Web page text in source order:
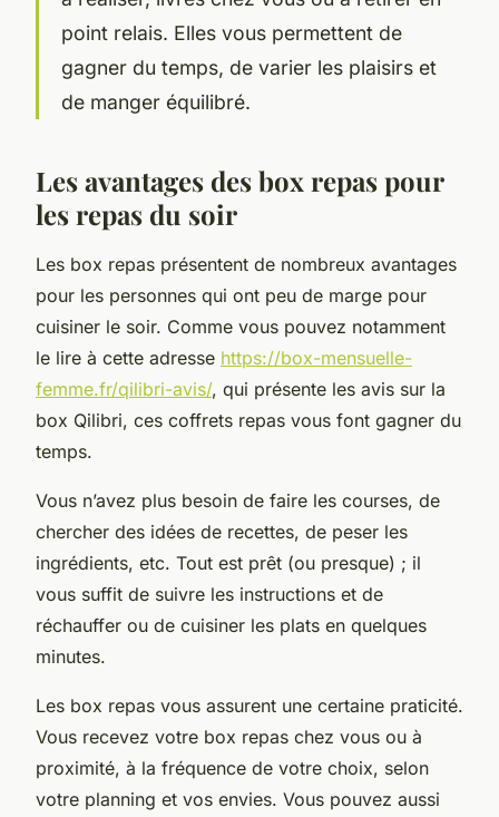
point relais. Elles vous permettent de
gagner du temps, de varier les plaisirs et
de manger équilibré.
Les avantages des box repas pour
les repas du soir
Les box repas présentent de nombreux avantages
pour les personnes qui ont peu de marge pour
cuisiner le soir. Comme vous pouvez notamment
le lire à cette adresse https://box-mensuelle-
femme.fr/qilibri-avis/, qui présente les avis sur la
box Qilibri, ces coffrets repas vous font gagner du
temps.
Vous n’avez plus besoin de faire les courses, de
chercher des idées de recettes, de peser les
ingrédients, etc. Tout est prêt (ou presque) ; il
vous suffit de suivre les instructions et de
réchauffer ou de cuisiner les plats en quelques
minutes.
Les box repas vous assurent une certaine praticité.
Vous recevez votre box repas chez vous ou à
proximité, à la fréquence de votre choix, selon
votre planning et vos envies. Vous pouvez aussi